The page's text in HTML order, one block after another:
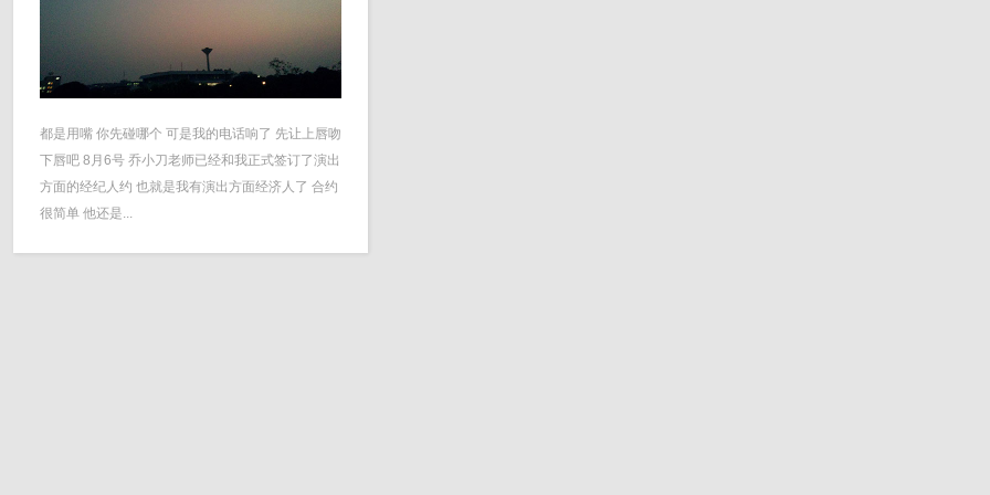
都是用嘴 你先碰哪个 可是我的电话响了 先让上唇吻
下唇吧 8月6号 乔小刀老师已经和我正式签订了演出
方面的经纪人约 也就是我有演出方面经济人了 合约
很简单 他还是...